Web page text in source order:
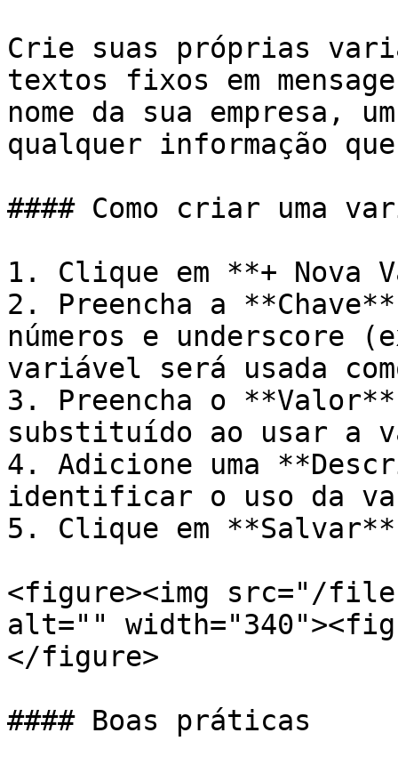
Crie suas próprias
textos fixos em
nome da sua empresa,
qualquer informação
#### Como criar uma
1. Clique em **+ Nova
2. Preencha a
números e underscore
variável será usada
3. Preencha o
substituído ao usar a
4. Adicione uma
identificar o uso da
5. Clique em **Salvar**
<figure><img src="/files/
alt=""
</figure>
#### Boas práticas